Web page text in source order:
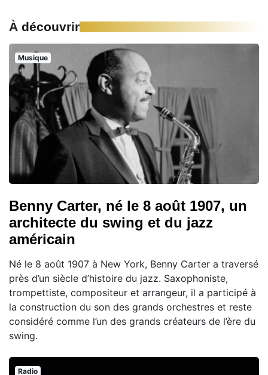
À découvrir
Musique
Benny Carter, né le 8 août 1907, un
architecte du swing et du jazz
américain
Né le 8 août 1907 à New York, Benny Carter a traversé
près d’un siècle d’histoire du jazz. Saxophoniste,
trompettiste, compositeur et arrangeur, il a participé à
la construction du son des grands orchestres et reste
considéré comme l’un des grands créateurs de l’ère du
swing.
Radio